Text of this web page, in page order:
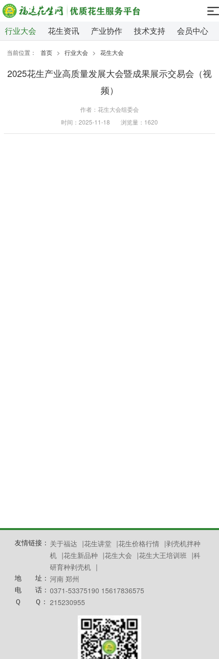
行业大会 花生资讯 产业协作 技术支持 会员中心
当前位置： 首页 > 行业大会 > 花生大会
2025花生产业高质量发展大会暨成果展示交易会（视
频）
作者：花生大会组委会
时间：2025-11-18
浏览量：1620
友情链接： 关于福达 |花生讲堂 |花生价格行情 |剥壳机拌种
机 |花生新品种 |花生大会 |花生大王培训班 |科
研育种剥壳机 |
地 址： 河南 郑州
电 话： 0371-53375190 15617836575
Ｑ Ｑ： 215230955